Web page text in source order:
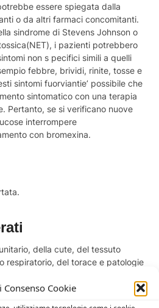
Consenso Cookie
essere spiegata dalla
o da altri farmaci concomitanti.
sindrome di Stevens Johnson o
i pazienti potrebbero
non s pecifici simili a quelli
febbre, brividi, rinite, tosse e
sintomi fuorviantie’ possibile che
sintomatico con una terapia
Pertanto, se si verificano nuove
interrompere
con bromexina.
della cute, del tessuto
respiratorio, del torace e patologie
nota: reazione anafilattica
angioedema, broncospasmo,
rara: rashcutaneo e altre reazioni